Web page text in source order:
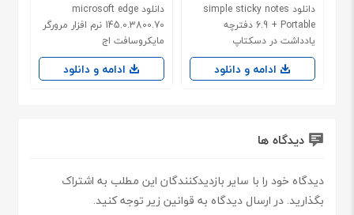
دانلود simple sticky notes
6.9 + Portable دفترچه
یادداشت در دسکتاپ
ادامه و دانلود
دانلود microsoft edge
145.0.3800.70 نرم افزار مرورگر
مایکروسافت اج
ادامه و دانلود
دیدگاه ها
دیدگاه خود را با سایر بازدیدکنندگان این مطلب به اشتراک
بگذارید. در ارسال دیدگاه به قوانین زیر توجه کنید.